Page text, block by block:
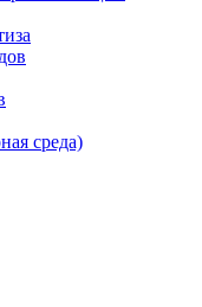
среда)